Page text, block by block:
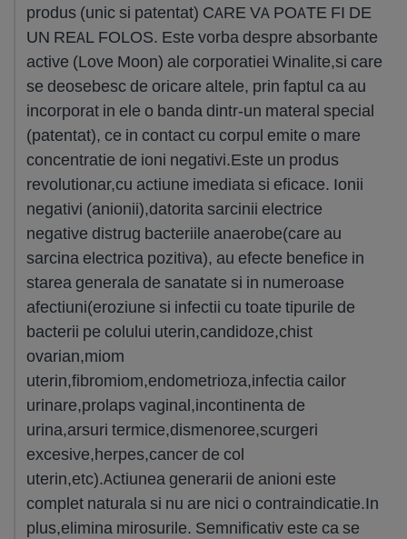
produs (unic si patentat) CARE VA POATE FI DE
UN REAL FOLOS. Este vorba despre absorbante
active (Love Moon) ale corporatiei Winalite,si care
se deosebesc de oricare altele, prin faptul ca au
incorporat in ele o banda dintr-un materal special
(patentat), ce in contact cu corpul emite o mare
concentratie de ioni negativi.Este un produs
revolutionar,cu actiune imediata si eficace. Ionii
negativi (anionii),datorita sarcinii electrice
negative distrug bacteriile anaerobe(care au
sarcina electrica pozitiva), au efecte benefice in
starea generala de sanatate si in numeroase
afectiuni(eroziune si infectii cu toate tipurile de
bacterii pe colului uterin,candidoze,chist
ovarian,miom
uterin,fibromiom,endometrioza,infectia cailor
urinare,prolaps vaginal,incontinenta de
urina,arsuri termice,dismenoree,scurgeri
excesive,herpes,cancer de col
uterin,etc).Actiunea generarii de anioni este
complet naturala si nu are nici o contraindicatie.In
plus,elimina mirosurile. Semnificativ este ca se